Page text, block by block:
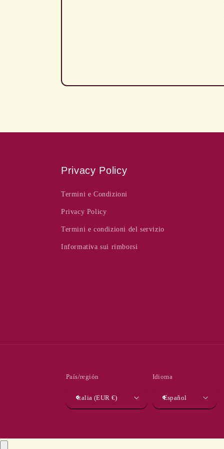
Privacy Policy
Termini e Condizioni
Privacy Policy
Termini e condizioni del servizio
Informativa sui rimborsi
País/región
Italia (EUR €)
Idioma
Español